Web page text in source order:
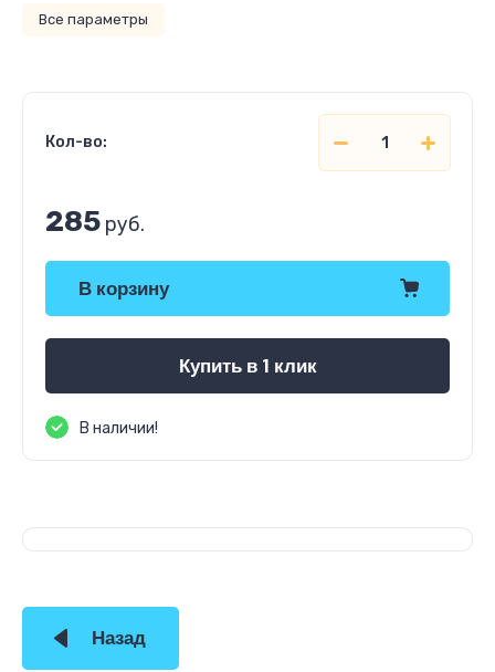
Все параметры
Кол-во:
285 руб.
В корзину
Купить в 1 клик
В наличии!
Назад